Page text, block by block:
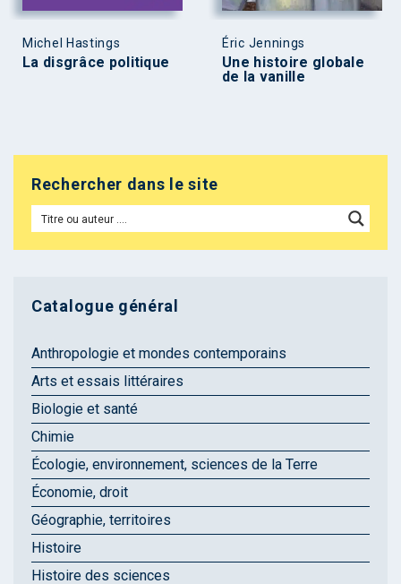
Michel Hastings
La disgrâce politique
Éric Jennings
Une histoire globale
de la vanille
Rechercher dans le site
Catalogue général
Anthropologie et mondes contemporains
Arts et essais littéraires
Biologie et santé
Chimie
Écologie, environnement, sciences de la Terre
Économie, droit
Géographie, territoires
Histoire
Histoire des sciences